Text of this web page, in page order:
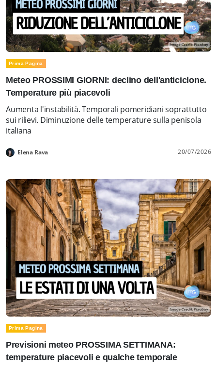
Prima Pagina
Meteo PROSSIMI GIORNI: declino dell'anticiclone.
Temperature più piacevoli
Aumenta l'instabilità. Temporali pomeridiani soprattutto
sui rilievi. Diminuzione delle temperature sulla penisola
italiana
Elena Rava 20/07/2026
Prima Pagina
Previsioni meteo PROSSIMA SETTIMANA:
temperature piacevoli e qualche temporale